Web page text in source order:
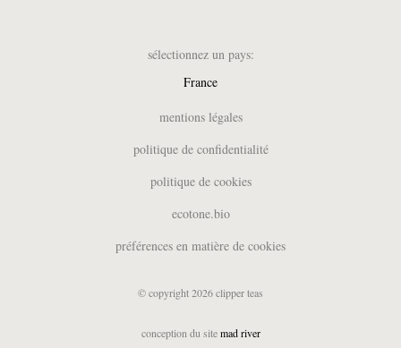
sélectionnez un pays:
France
Belgique (FR)
Deutschland
España
USA
mentions légales
politique de confidentialité
politique de cookies
ecotone.bio
préférences en matière de cookies
© copyright 2026 clipper teas
conception du sitemad river